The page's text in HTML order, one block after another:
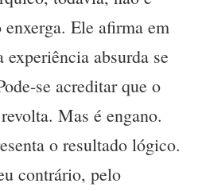
Ele afirma em
absurda se
se acreditar que o
Mas é engano.
o resultado lógico.
contrário, pelo